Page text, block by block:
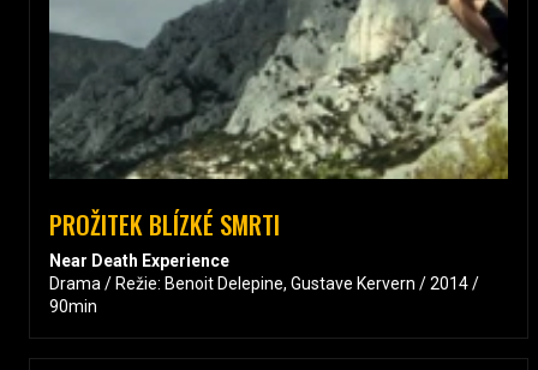
PROŽITEK BLÍZKÉ SMRTI
Near Death Experience
Drama / Režie: Benoit Delepine, Gustave Kervern / 2014 /
90min